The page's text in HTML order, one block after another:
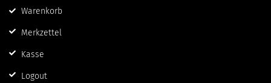
Warenkorb
Merkzettel
Kasse
Logout